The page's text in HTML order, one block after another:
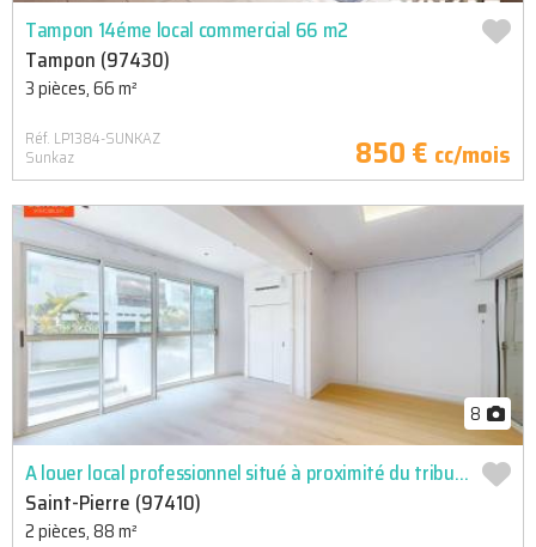
Tampon 14éme local commercial 66 m2
Tampon (97430)
3 pièces, 66 m²
Réf. LP1384-SUNKAZ
Sunkaz 850 € cc/mois
8
A louer local professionnel situé à proximité du tribunal
Saint-Pierre (97410)
2 pièces, 88 m²